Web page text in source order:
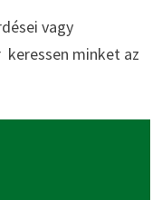
vagy
minket az